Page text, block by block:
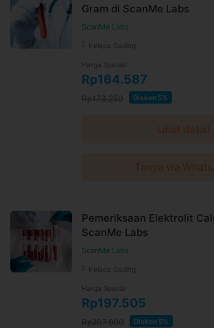
Gram di ScanMe Labs
ScanMe Labs
Kelapa Gading
Harga Spesial
Rp164.587
Rp173.250 Diskon 5%
Lihat
Tanya via
Pemeriksaan Elektrolit
ScanMe Labs
ScanMe Labs
Kelapa Gading
Harga Spesial
Rp197.505
Rp207.900 Diskon 5%